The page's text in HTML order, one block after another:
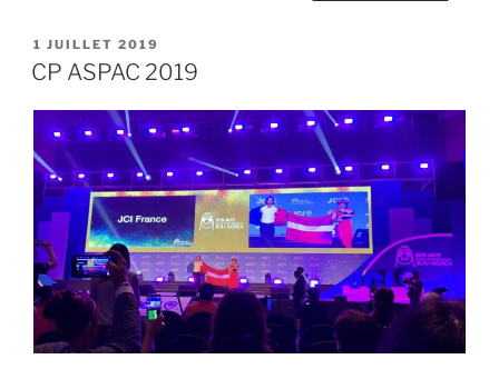
PUBLIÉ
LE
1 JUILLET 2019
CP ASPAC 2019